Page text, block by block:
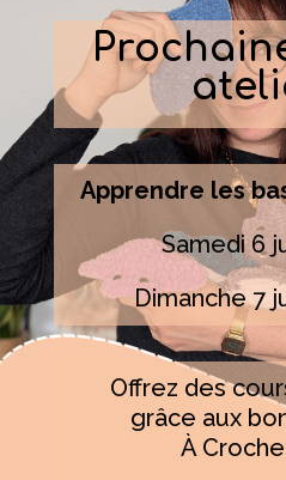
Apprendre les
Samedi 6
Dimanche 7
Offrez des
grâce aux
À